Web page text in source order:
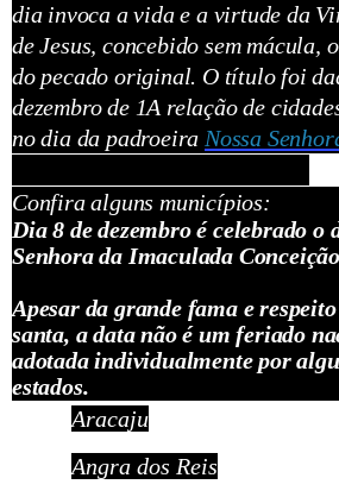
dia invoca a vida e a virtude da
de Jesus, concebido sem mácula,
do pecado original. O título foi
dezembro de 1A relação de
no dia da padroeira Nossa
Confira alguns municípios:
Dia 8 de dezembro é celebrado o
Senhora da Imaculada
Apesar da grande fama e
santa, a data não é um feriado
adotada individualmente por
estados.
Aracaju
Angra dos Reis